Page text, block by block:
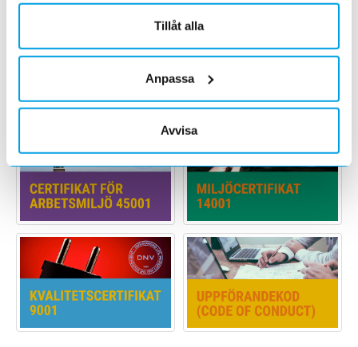
Tillåt alla
Anpassa
Avvisa
och externa revisioner.
Anders Nordlöw